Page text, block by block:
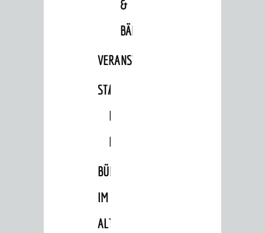
&
BÄDER
VERANSTALTUNGSRÄUME
STADTHALLE
ROLF-
ENGELBRECHT-
HAUS
BÜRGERSAAL
IM
ALTEN
Bürgermeister / Dezernate
Amtliche Bekanntmachungen
Ausschreibungen
Wahlen / Abstimmungen
Städtische Finanzen / Haushalt
Personalrat / JAV
Schwerbehindertenvertretung
Zensus 2022